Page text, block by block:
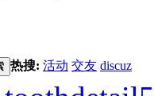
热搜: 活动 交友 discuz